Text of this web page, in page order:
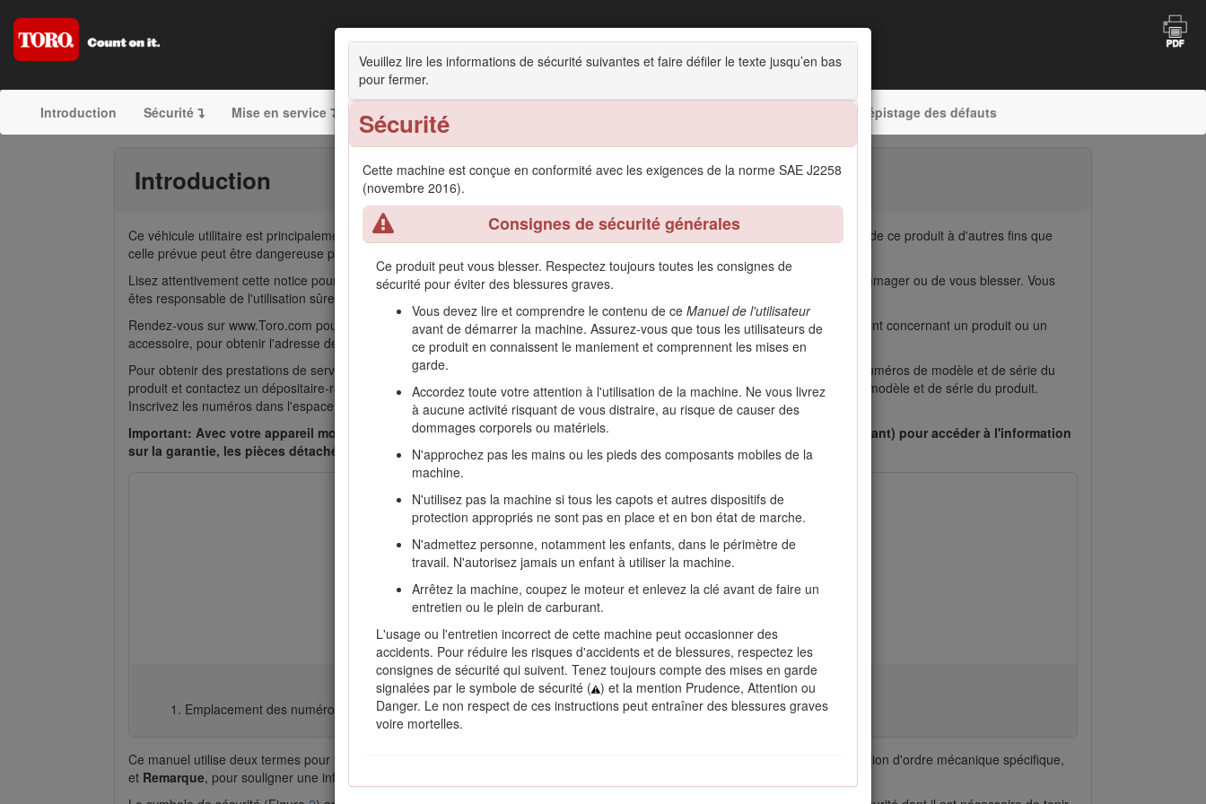
Veuillez lire les informations de sécurité suivantes et faire défiler le texte jusqu’en bas
pour fermer.
Sécurité
Cette machine est conçue en conformité avec les exigences de la norme SAE J2258
(novembre 2016).
Consignes de sécurité générales
Ce produit peut vous blesser. Respectez toujours toutes les consignes de
sécurité pour éviter des blessures graves.
Vous devez lire et comprendre le contenu de ce Manuel de l'utilisateur
avant de démarrer la machine. Assurez-vous que tous les utilisateurs de
ce produit en connaissent le maniement et comprennent les mises en
garde.
Accordez toute votre attention à l'utilisation de la machine. Ne vous livrez
à aucune activité risquant de vous distraire, au risque de causer des
dommages corporels ou matériels.
N'approchez pas les mains ou les pieds des composants mobiles de la
machine.
N'utilisez pas la machine si tous les capots et autres dispositifs de
protection appropriés ne sont pas en place et en bon état de marche.
N'admettez personne, notamment les enfants, dans le périmètre de
travail. N'autorisez jamais un enfant à utiliser la machine.
Arrêtez la machine, coupez le moteur et enlevez la clé avant de faire un
entretien ou le plein de carburant.
L'usage ou l'entretien incorrect de cette machine peut occasionner des
accidents. Pour réduire les risques d'accidents et de blessures, respectez les
consignes de sécurité qui suivent. Tenez toujours compte des mises en garde
signalées par le symbole de sécurité ( ) et la mention Prudence, Attention ou
Danger. Le non respect de ces instructions peut entraîner des blessures graves
voire mortelles.
Véhicule utilitaire Workman® HD
Introduction Sécurité Mise en service Vue d'ensemble du produit Dépistage des défauts
Introduction
Ce véhicule utilitaire est principalement destiné à un usage hors route pour le transport de personnes et de matériaux. L'utilisation de ce produit à d'autres fins que
celle prévue peut être dangereuse pour vous-même et toute personne à proximité.
Lisez attentivement cette notice pour apprendre comment utiliser et entretenir correctement votre produit, et éviter ainsi de l'endommager ou de vous blesser. Vous
êtes responsable de l'utilisation sûre et correcte du produit.
Rendez-vous sur www.Toro.com pour tout document de formation à la sécurité et à l'utilisation des produits, pour tout renseignement concernant un produit ou un
accessoire, pour obtenir l'adresse des dépositaires ou pour enregistrer votre produit.
Pour obtenir des prestations de service, des pièces Toro d'origine ou des renseignements complémentaires, munissez-vous des numéros de modèle et de série du
produit et contactez un dépositaire-réparateur ou le service client Toro agréé. La Figure1indique l'emplacement des numéros de modèle et de série du produit.
Inscrivez les numéros dans l'espace réservé à cet effet.
Important: Avec votre appareil mobile, vous pouvez scanner le code QR sur l'autocollant du numéro de série (le cas échéant) pour accéder à l'information
sur la garantie, les pièces détachées et autres renseignements concernant le produit.
Figure 1
Emplacement des numéros de modèle et de série
Ce manuel utilise deux termes pour faire passer des renseignements essentiels.
, pour attirer l'attention sur une information d'ordre mécanique spécifique,
et Remarque, pour souligner une information d'ordre général méritant une attention particulière.